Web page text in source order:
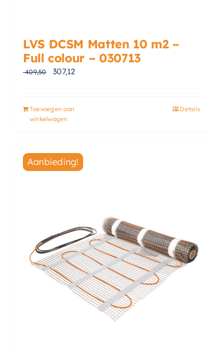
LVS DCSM Matten 10 m2 –
Full colour – 030713
409,50 Oorspronkelijke prijs was: € 409,50.
307,12
Toevoegen aan
winkelwagen
Details
Aanbieding!